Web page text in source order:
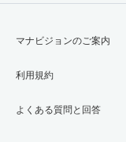
マナビジョンのご案内
利用規約
よくある質問と回答